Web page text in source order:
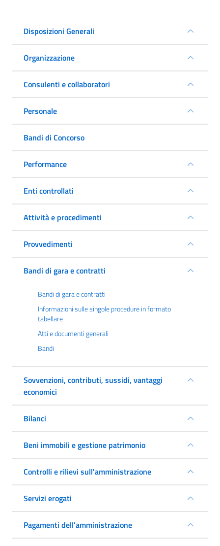
Disposizioni Generali
Organizzazione
Consulenti e collaboratori
Personale
Bandi di Concorso
Performance
Enti controllati
Attività e procedimenti
Provvedimenti
Bandi di gara e contratti
Bandi di gara e contratti
Informazioni sulle singole procedure in formato
tabellare
Atti e documenti generali
Bandi
Sovvenzioni, contributi, sussidi, vantaggi
economici
Bilanci
Beni immobili e gestione patrimonio
Controlli e rilievi sull'amministrazione
Servizi erogati
Pagamenti dell'amministrazione